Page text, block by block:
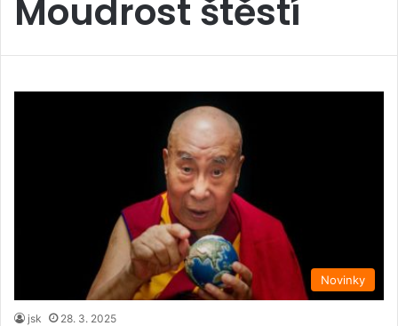
Moudrost štěstí
Novinky
jsk 28. 3. 2025